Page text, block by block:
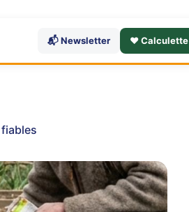
📬 Newsletter ❤️ Calculette